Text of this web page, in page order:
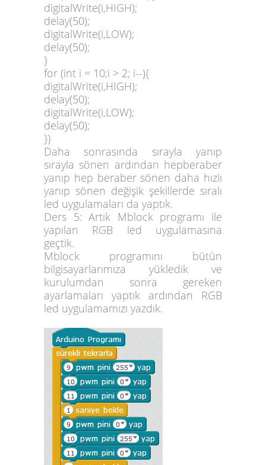
digitalWrite(i,HIGH);
delay(50);
digitalWrite(i,LOW);
delay(50);
}
for (int i = 10;i > 2; i--){
digitalWrite(i,HIGH);
delay(50);
digitalWrite(i,LOW);
delay(50);
}}
Daha sonrasında sırayla yanıp
sırayla sönen ardından hepberaber
yanıp hep beraber sönen daha hızlı
yanıp sönen değişik şekillerde sıralı
led uygulamaları da yaptık.
Ders 5: Artık Mblock programı ile
yapılan RGB led uygulamasına
geçtik.
Mblock programını bütün
bilgisayarlarımıza yükledik ve
kurulumdan sonra gereken
ayarlamaları yaptık ardından RGB
led uygulamamızı yazdık.